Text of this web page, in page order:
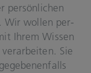
per­sön­li­chen
Wir wol­len per­
Ihrem Wis­sen
Sie